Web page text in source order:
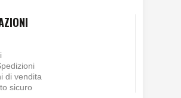
di vendita
sicuro